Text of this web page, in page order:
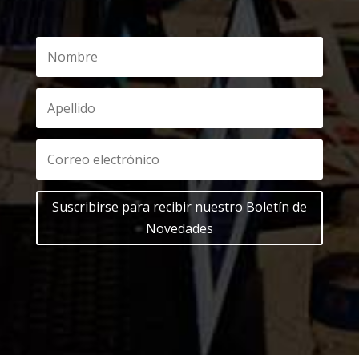
Suscribirse para recibir nuestro Boletín de
Novedades